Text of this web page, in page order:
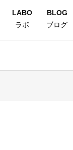
LABO
ラボ
BLOG
ブログ